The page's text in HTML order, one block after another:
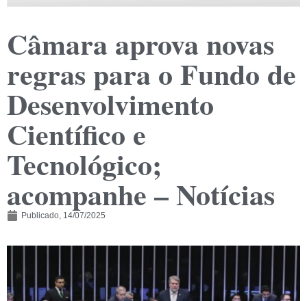
Câmara aprova novas
regras para o Fundo de
Desenvolvimento
Científico e
Tecnológico;
acompanhe – Notícias
Publicado, 14/07/2025